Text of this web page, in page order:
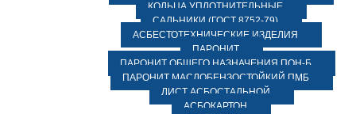
КОЛЬЦА УПЛОТНИТЕЛЬНЫЕ
САЛЬНИКИ (ГОСТ 8752-79)
АСБЕСТОТЕХНИЧЕСКИЕ ИЗДЕЛИЯ
ПАРОНИТ
ПАРОНИТ ОБЩЕГО НАЗНАЧЕНИЯ ПОН-Б
ПАРОНИТ МАСЛОБЕНЗОСТОЙКИЙ ПМБ
ЛИСТ АСБОСТАЛЬНОЙ
АСБОКАРТОН